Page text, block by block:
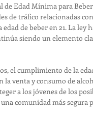
Edad Mínima para
de tráfico relacionadas
de beber en 21. La ley
siendo un elemento
el cumplimiento de la
la venta y consumo de
a los jóvenes de los
comunidad más segura